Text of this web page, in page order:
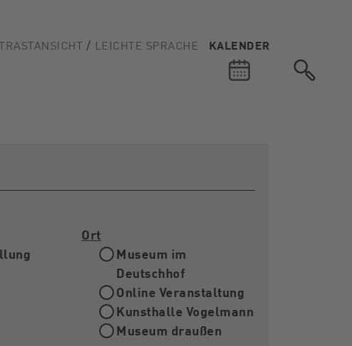
LEICHTE SPRACHE KALENDER
Ort
Museum im
Deutschhof
Online Veranstaltung
Kunsthalle Vogelmann
Museum draußen